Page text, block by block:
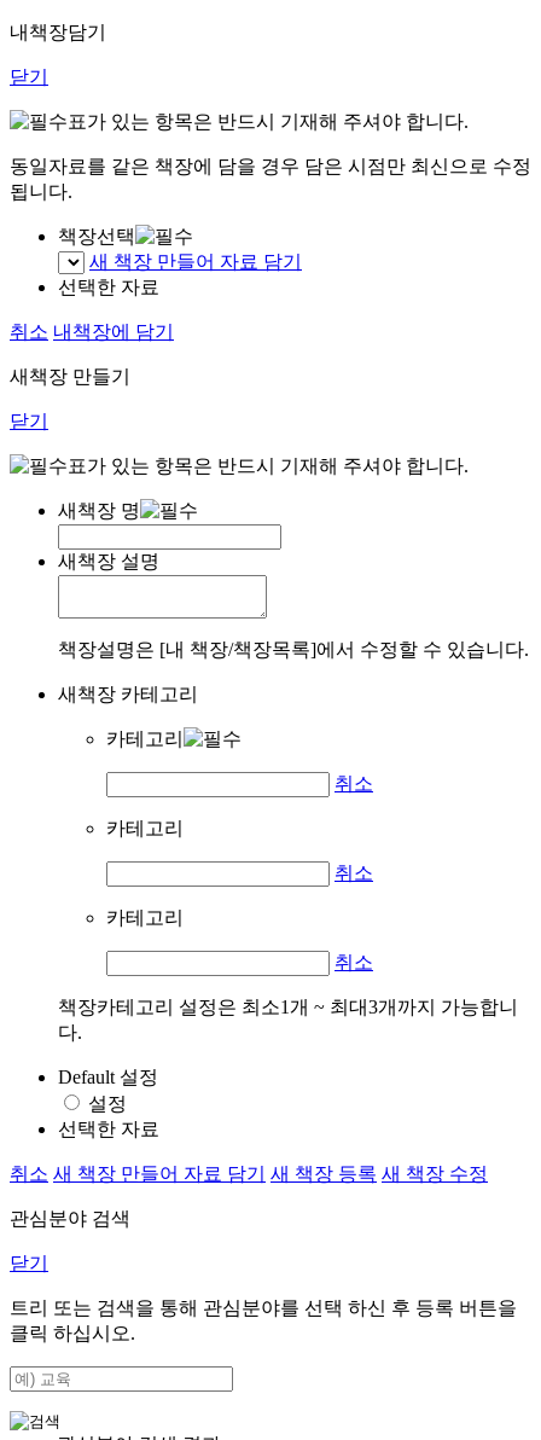
내책장담기
닫기
표가 있는 항목은 반드시 기재해 주셔야 합니다.
동일자료를 같은 책장에 담을 경우 담은 시점만 최신으로 수정
됩니다.
책장선택
새 책장 만들어 자료 담기
선택한 자료
취소 내책장에 담기
새책장 만들기
닫기
표가 있는 항목은 반드시 기재해 주셔야 합니다.
새책장 명
새책장 설명
책장설명은 [내 책장/책장목록]에서 수정할 수 있습니다.
새책장 카테고리
카테고리
취소
카테고리
취소
카테고리
취소
책장카테고리 설정은 최소1개 ~ 최대3개까지 가능합니
다.
Default 설정
설정
선택한 자료
취소 새 책장 만들어 자료 담기 새 책장 등록 새 책장 수정
관심분야 검색
닫기
트리 또는 검색을 통해 관심분야를 선택 하신 후 등록 버튼을
클릭 하십시오.